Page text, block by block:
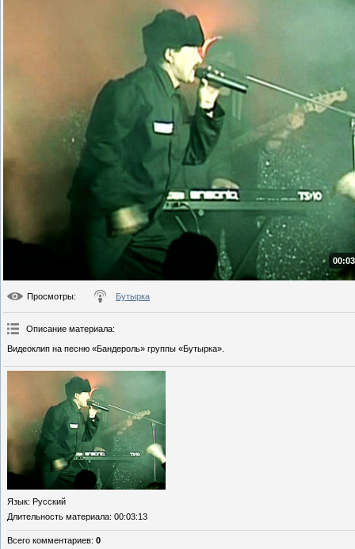
Просмотры: Бутырка
Описание материала:
Видеоклип на песню «Бандероль» группы «Бутырка».
Язык: Русский
Длительность материала: 00:03:13
Всего комментариев: 0